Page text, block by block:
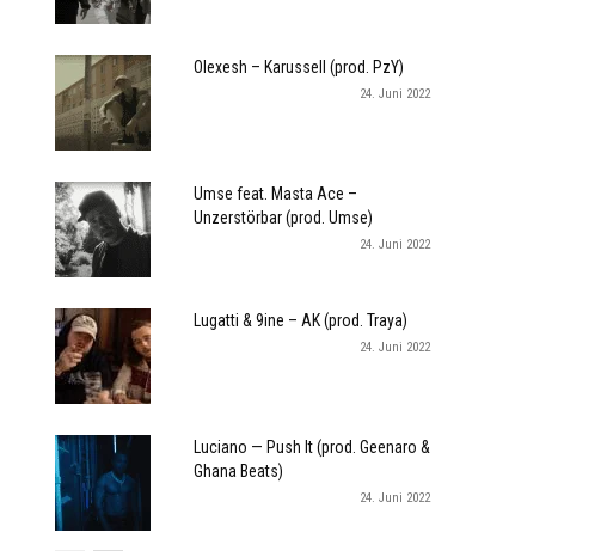
Olexesh – Karussell (prod. PzY)
24. Juni 2022
Umse feat. Masta Ace –
Unzerstörbar (prod. Umse)
24. Juni 2022
Lugatti & 9ine – AK (prod. Traya)
24. Juni 2022
Luciano — Push It (prod. Geenaro &
Ghana Beats)
24. Juni 2022